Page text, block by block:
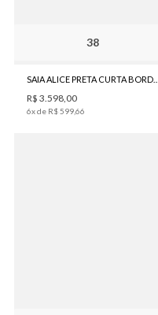
38
R$ 3.598,00
6x de R$ 59966